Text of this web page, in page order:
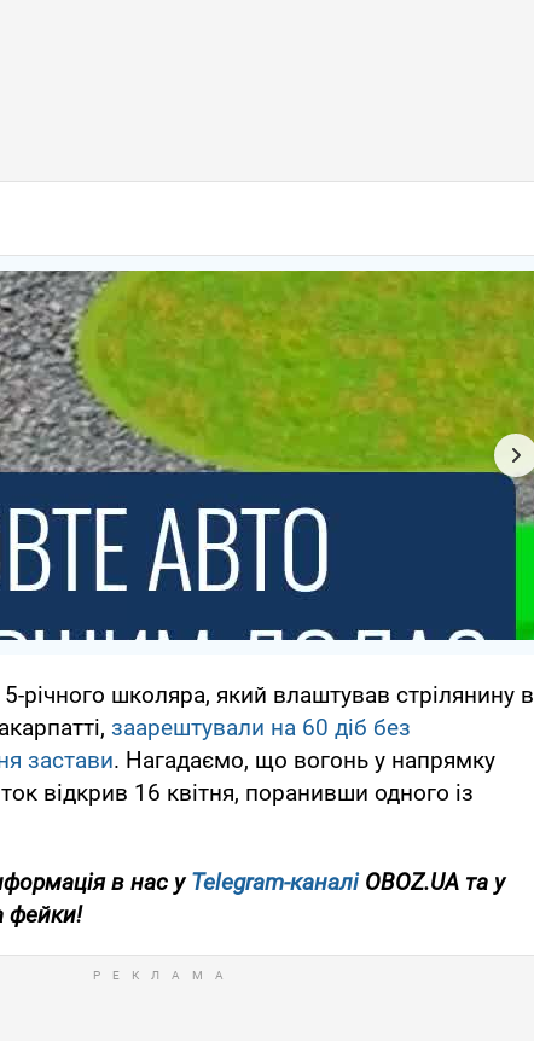
річного школяра, який влаштував стрілянину в
заарештували на 60 діб без
застави. Нагадаємо, що вогонь у напрямку
відкрив 16 квітня, поранивши одного із
в нас уTelegram-каналіOBOZ.UA та у
фейки!